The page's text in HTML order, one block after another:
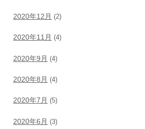
2020年12月 (2)
2020年11月 (4)
2020年9月 (4)
2020年8月 (4)
2020年7月 (5)
2020年6月 (3)